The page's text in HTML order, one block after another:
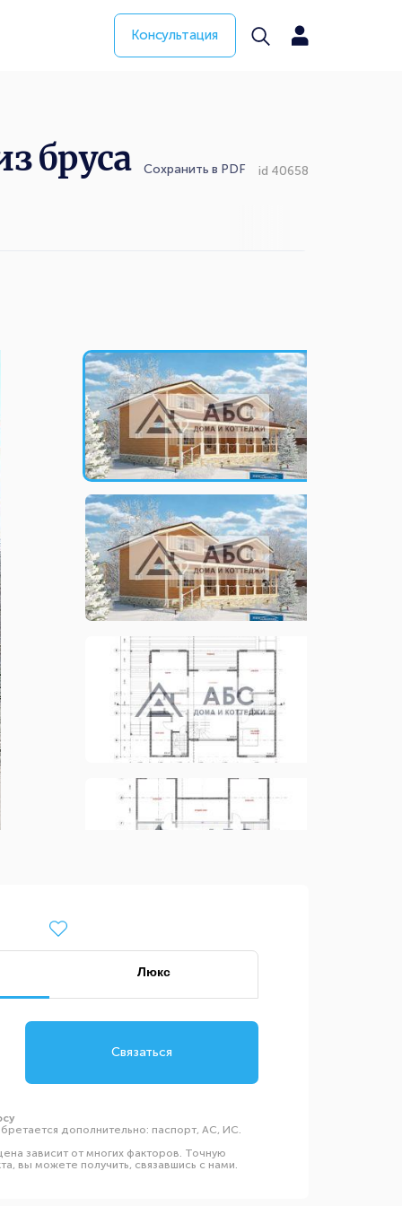
Консультация
бруса Сохранить в PDF id 40658
Люкс
Связаться
дополнительно: паспорт, АС, ИС.
зависит от многих факторов. Точную
вы можете получить, связавшись с нами.